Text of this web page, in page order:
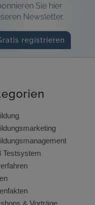
Sie hier
Newsletter.
registrieren
Testsystem